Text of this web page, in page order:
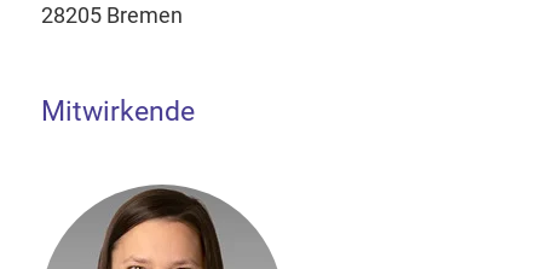
28205 Bremen
Mitwirkende